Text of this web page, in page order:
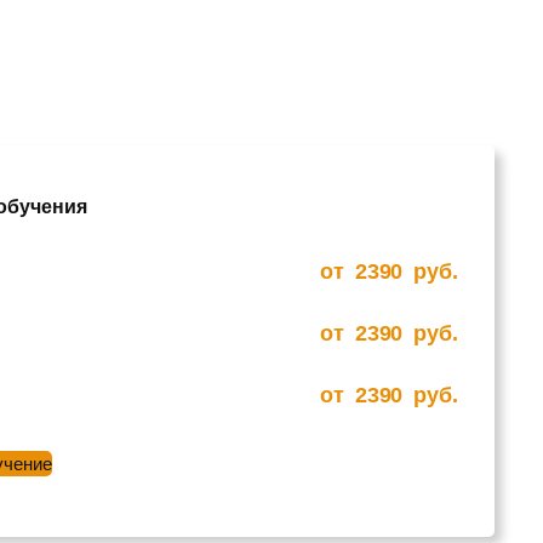
от 2390 руб.
от 2390 руб.
от 2390 руб.